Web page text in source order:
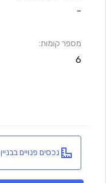
-
מספר קומות:
6
נכסים פנויים בבניין